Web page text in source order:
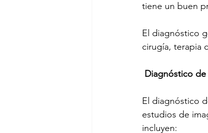
tiene un buen
El diagnóstico
cirugía, terapia
Diagnóstico
El diagnóstico
estudios de
incluyen: